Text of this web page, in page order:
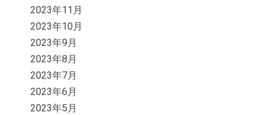
2023年11月
2023年10月
2023年9月
2023年8月
2023年7月
2023年6月
2023年5月